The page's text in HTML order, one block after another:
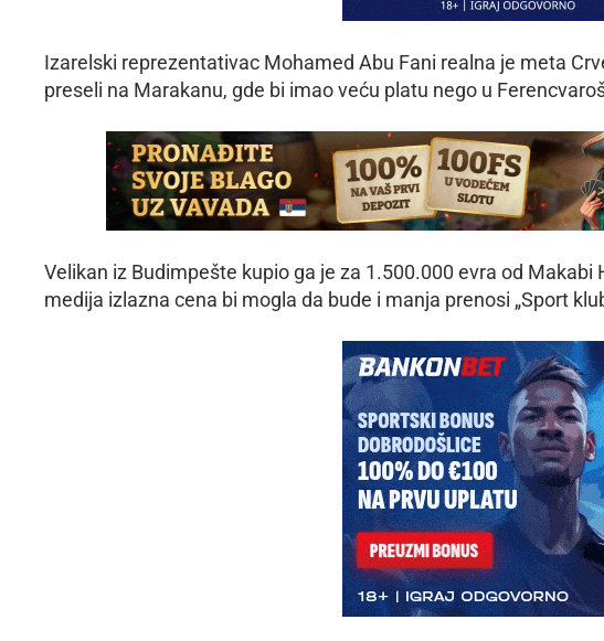
Izarelski reprezentativac Mohamed Abu Fani realna je meta
preseli na Marakanu, gde bi imao veću platu nego u
Velikan iz Budimpešte kupio ga je za 1.500.000 evra od
medija izlazna cena bi mogla da bude i manja prenosi „Sport